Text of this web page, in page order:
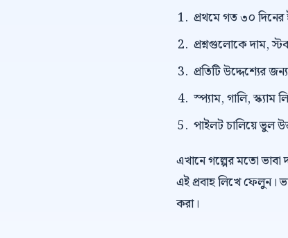
প্রথমে গত ৩০
প্রশ্নগুলোকে দাম,
প্রতিটি উদ্দেশ্যের
স্প্যাম, গালি,
পাইলট চালিয়ে ভুল
এখানে গল্পের মতো
এই প্রবাহ লিখে ফেলুন।
করা।